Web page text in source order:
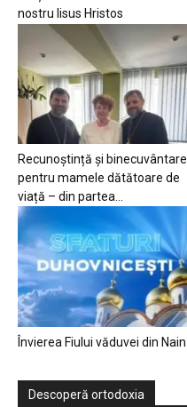
nostru Iisus Hristos
Recunoștință și binecuvântare
pentru mamele dătătoare de
viață – din partea...
Învierea Fiului văduvei din Nain
Descoperă ortodoxia